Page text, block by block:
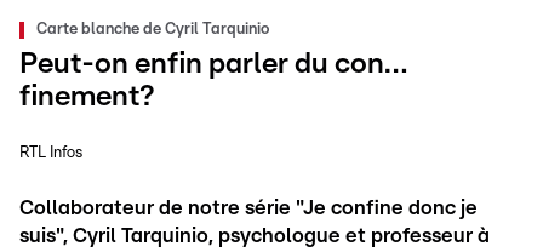
Carte blanche de Cyril Tarquinio
Peut-on enfin parler du con…
finement?
RTL Infos
Collaborateur de notre série "Je confine donc je
suis", Cyril Tarquinio, psychologue et professeur à